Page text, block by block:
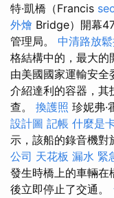
特·凱橋（Francis
外燴 Bridge）開幕
管理局。 中清路放
格結構中的，最大
由美國國家運輸安全
介紹達利的容器，其
查。 換護照 珍妮弗
設計圖 記帳 什麼是
示，該船的錄音機對
公司 天花板 漏水 緊
發生時橋上的車輛在
後立即停止了交通。